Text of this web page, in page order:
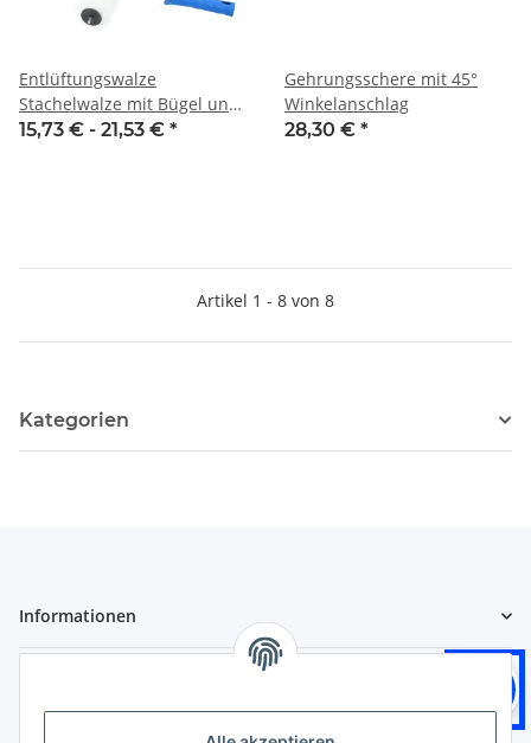
Entlüftungswalze
Stachelwalze mit Bügel und
Griff
15,73 € - 21,53 € *
Gehrungsschere mit 45°
Winkelanschlag
28,30 € *
Artikel 1 - 8 von 8
Kategorien
Informationen